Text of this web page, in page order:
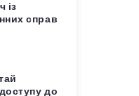
із
справ
до